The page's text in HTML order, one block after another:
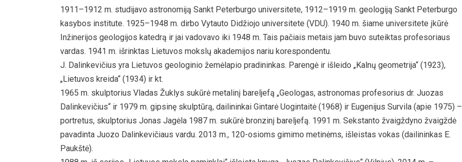
1911–1912 m. studijavo astronomiją Sankt Peterburgo universitete, 1912–1919 m. geologiją Sankt Peterburgo
kasybos institute. 1925–1948 m. dirbo Vytauto Didžiojo universitete (VDU). 1940 m. šiame universitete įkūrė
Inžinerijos geologijos katedrą ir jai vadovavo iki 1948 m. Tais pačiais metais jam buvo suteiktas profesoriaus
vardas. 1941 m. išrinktas Lietuvos mokslų akademijos nariu korespondentu.
J. Dalinkevičius yra Lietuvos geologinio žemėlapio pradininkas. Parengė ir išleido „Kalnų geometrija“ (1923),
„Lietuvos kreida“ (1934) ir kt.
1965 m. skulptorius Vladas Žuklys sukūrė metalinį bareljefą „Geologas, astronomas profesorius dr. Juozas
Dalinkevičius“ ir 1979 m. gipsinę skulptūrą, dailininkai Gintarė Uogintaitė (1968) ir Eugenijus Survila (apie 1975) –
portretus, skulptorius Jonas Jagėla 1987 m. sukūrė bronzinį bareljefą. 1991 m. Sekstanto žvaigždyno žvaigždė
pavadinta Juozo Dalinkevičiaus vardu. 2013 m., 120-osioms gimimo metinėms, išleistas vokas (dailininkas E.
Paukštė).